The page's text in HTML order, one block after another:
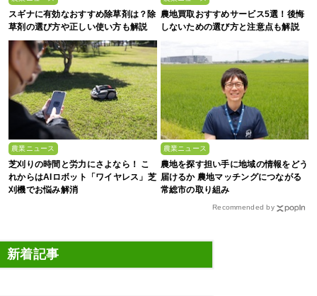
スギナに有効なおすすめ除草剤は？除
草剤の選び方や正しい使い方も解説
農地買取おすすめサービス5選！後悔
しないための選び方と注意点も解説
農業ニュース
芝刈りの時間と労力にさよなら！ こ
れからはAIロボット「ワイヤレス」芝
刈機でお悩み解消
農業ニュース
農地を探す担い手に地域の情報をどう
届けるか 農地マッチングにつながる
常総市の取り組み
Recommended by
新着記事